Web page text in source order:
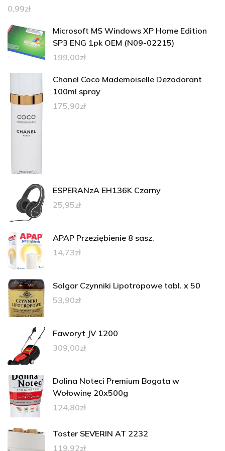
0,99zł
Microsoft MS Windows XP Home Edition
SP3 ENG 1pk OEM (N09-02215)
199,00zł
Chanel Coco Mademoiselle Dezodorant
100ml spray
175,90zł
ESPERANzA EH136K Czarny
25,95zł
APAP Przeziębienie 8 sasz.
14,73zł
Solgar Czynniki Lipotropowe tabl. x 50
53,90zł
Faworyt JV 1200
309,00zł
Dolina Noteci Premium Bogata w
Wołowinę 20x500g
124,80zł
Toster SEVERIN AT 2232
119,92zł